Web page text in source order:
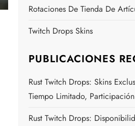
Rotaciones De Tienda De
Twitch Drops Skins
PUBLICACIONES
Rust Twitch Drops: Skins
Tiempo Limitado,
Rust Twitch Drops: